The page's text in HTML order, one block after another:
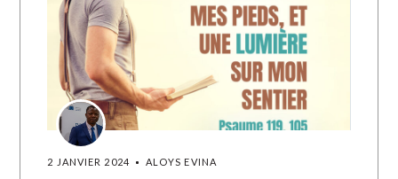
2 JANVIER 2024 ALOYS EVINA